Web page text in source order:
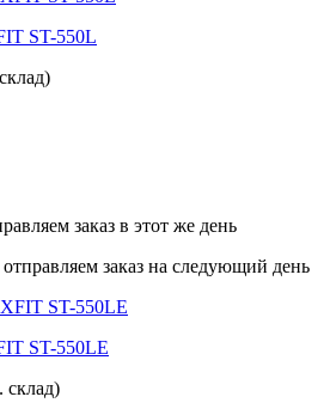
ST-550L
заказ в этот же день
отправляем заказ на следующий день
ST-550LE